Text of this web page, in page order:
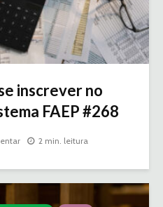
inscrever no
FAEP #268
2 min. leitura